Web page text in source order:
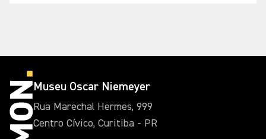
Museu Oscar Niemeyer
Rua Marechal Hermes, 999
Centro Cívico, Curitiba - PR